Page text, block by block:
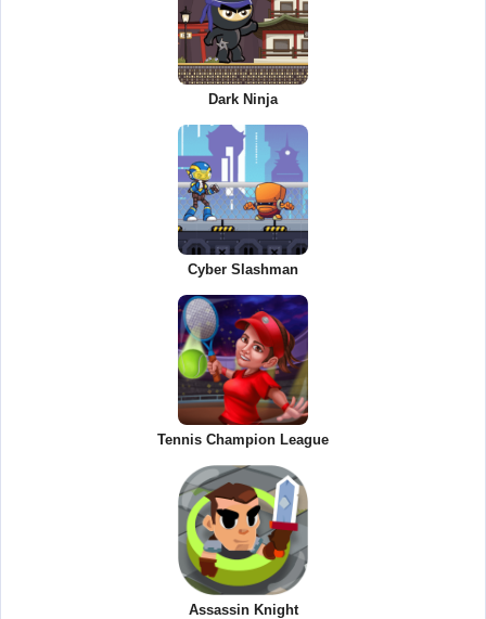
Dark Ninja
Cyber Slashman
Tennis Champion League
Assassin Knight